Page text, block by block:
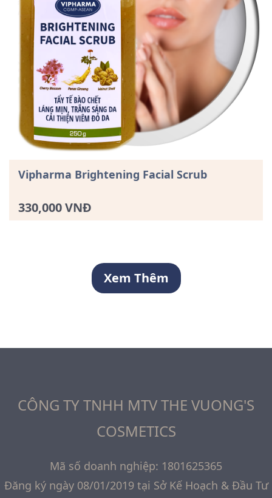
Vipharma Brightening Facial Scrub
330,000 VNĐ
Xem Thêm
CÔNG TY TNHH MTV THE VUONG'S
COSMETICS
Mã số doanh nghiệp: 1801625365
Đăng ký ngày 08/01/2019 tại Sở Kế Hoạch & Đầu Tư